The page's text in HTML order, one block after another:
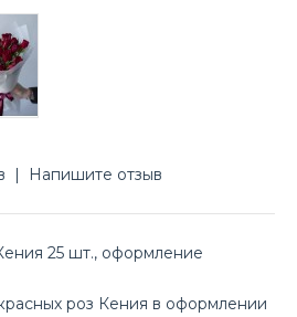
| Напишите отзыв
25 шт., оформление
роз Кения в оформлении